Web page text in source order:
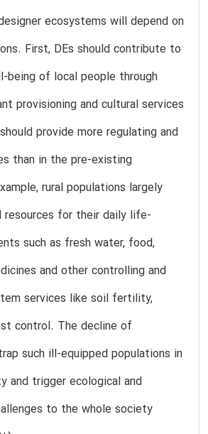
ecosystems will depend on
First, DEs should contribute to
being of local people through
provisioning and cultural services
provide more regulating and
than in the pre-existing
rural populations largely
resources for their daily life-
such as fresh water, food,
and other controlling and
services like soil fertility,
control. The decline of
such ill-equipped populations in
and trigger ecological and
to the whole society